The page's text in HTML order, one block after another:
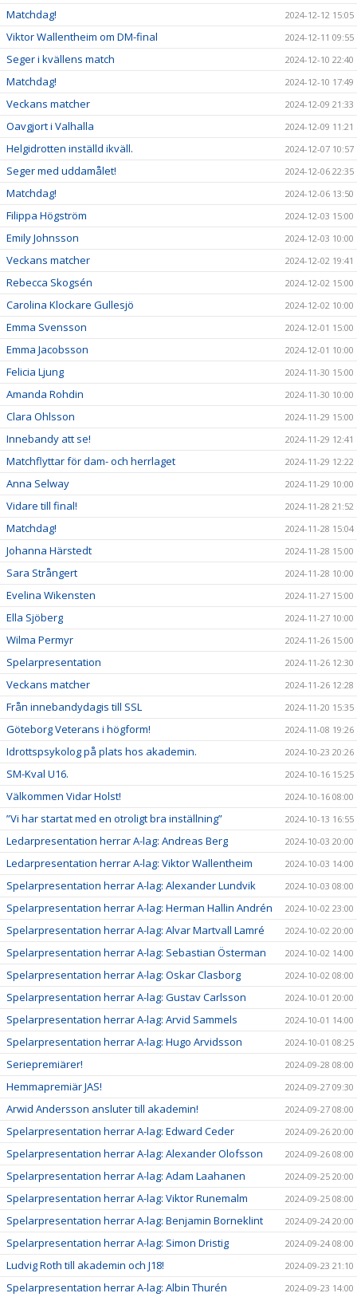
Matchdag! 2024-12-12 15:05
Viktor Wallentheim om DM-final 2024-12-11 09:55
Seger i kvällens match 2024-12-10 22:40
Matchdag! 2024-12-10 17:49
Veckans matcher 2024-12-09 21:33
Oavgjort i Valhalla 2024-12-09 11:21
Helgidrotten inställd ikväll. 2024-12-07 10:57
Seger med uddamålet! 2024-12-06 22:35
Matchdag! 2024-12-06 13:50
Filippa Högström 2024-12-03 15:00
Emily Johnsson 2024-12-03 10:00
Veckans matcher 2024-12-02 19:41
Rebecca Skogsén 2024-12-02 15:00
Carolina Klockare Gullesjö 2024-12-02 10:00
Emma Svensson 2024-12-01 15:00
Emma Jacobsson 2024-12-01 10:00
Felicia Ljung 2024-11-30 15:00
Amanda Rohdin 2024-11-30 10:00
Clara Ohlsson 2024-11-29 15:00
Innebandy att se! 2024-11-29 12:41
Matchflyttar för dam- och herrlaget 2024-11-29 12:22
Anna Selway 2024-11-29 10:00
Vidare till final! 2024-11-28 21:52
Matchdag! 2024-11-28 15:04
Johanna Härstedt 2024-11-28 15:00
Sara Strångert 2024-11-28 10:00
Evelina Wikensten 2024-11-27 15:00
Ella Sjöberg 2024-11-27 10:00
Wilma Permyr 2024-11-26 15:00
Spelarpresentation 2024-11-26 12:30
Veckans matcher 2024-11-26 12:28
Från innebandydagis till SSL 2024-11-20 15:35
Göteborg Veterans i högform! 2024-11-08 19:26
Idrottspsykolog på plats hos akademin. 2024-10-23 20:26
SM-Kval U16. 2024-10-16 15:25
Välkommen Vidar Holst! 2024-10-16 08:00
”Vi har startat med en otroligt bra inställning” 2024-10-13 16:55
Ledarpresentation herrar A-lag: Andreas Berg 2024-10-03 20:00
Ledarpresentation herrar A-lag: Viktor Wallentheim 2024-10-03 14:00
Spelarpresentation herrar A-lag: Alexander Lundvik 2024-10-03 08:00
Spelarpresentation herrar A-lag: Herman Hallin Andrén 2024-10-02 23:00
Spelarpresentation herrar A-lag: Alvar Martvall Lamré 2024-10-02 20:00
Spelarpresentation herrar A-lag: Sebastian Österman 2024-10-02 14:00
Spelarpresentation herrar A-lag: Oskar Clasborg 2024-10-02 08:00
Spelarpresentation herrar A-lag: Gustav Carlsson 2024-10-01 20:00
Spelarpresentation herrar A-lag: Arvid Sammels 2024-10-01 14:00
Spelarpresentation herrar A-lag: Hugo Arvidsson 2024-10-01 08:25
Seriepremiärer! 2024-09-28 08:00
Hemmapremiär JAS! 2024-09-27 09:30
Arwid Andersson ansluter till akademin! 2024-09-27 08:00
Spelarpresentation herrar A-lag: Edward Ceder 2024-09-26 20:00
Spelarpresentation herrar A-lag: Alexander Olofsson 2024-09-26 08:00
Spelarpresentation herrar A-lag: Adam Laahanen 2024-09-25 20:00
Spelarpresentation herrar A-lag: Viktor Runemalm 2024-09-25 08:00
Spelarpresentation herrar A-lag: Benjamin Borneklint 2024-09-24 20:00
Spelarpresentation herrar A-lag: Simon Dristig 2024-09-24 08:00
Ludvig Roth till akademin och J18! 2024-09-23 21:10
Spelarpresentation herrar A-lag: Albin Thurén 2024-09-23 14:00